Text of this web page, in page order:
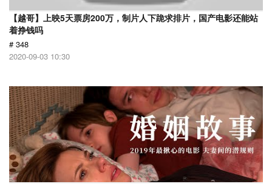
【越哥】上映5天票房200万，制片人下跪求排片，国产电影还能站
着挣钱吗
# 348
2020-09-03 10:30